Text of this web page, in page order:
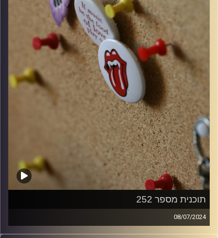
תוכנית מספר 252
08/07/2024
קלאסיקות רוק עם אורן הוף